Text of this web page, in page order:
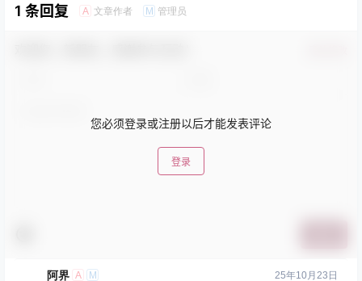
1 条回复 A 文章作者 M 管理员
您必须登录或注册以后才能发表评论
登录
阿界 A M 25年10月23日